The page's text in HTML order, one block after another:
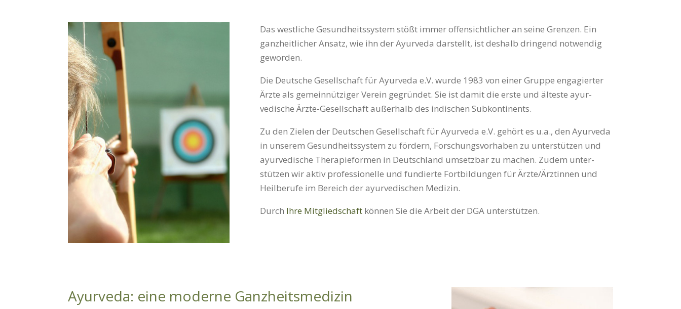
Das westliche Gesundheitssystem stößt immer offensichtlicher an seine Grenzen. Ein
ganz­heit­licher Ansatz, wie ihn der Ayurveda darstellt, ist deshalb dringend notwendig
geworden.
Die Deutsche Gesell­schaft für Ayur­veda e.V. wurde 1983 von einer Gruppe engagierter
Ärzte als gemeinnütziger Verein gegründet. Sie ist damit die erste und älteste ayur­
vedische Ärzte-Gesellschaft außerhalb des indischen Subkontinents.
Zu den Zielen der Deutschen Gesellschaft für Ayurveda e.V. gehört es u.a., den Ayurveda
in unserem Gesund­heits­system zu fördern, Forsch­ungs­vorhaben zu unterstützen und
ayurvedische Therapie­formen in Deutsch­land umsetzbar zu machen. Zudem unter­
stützen wir aktiv profes­sionelle und fundierte Fort­bildungen für Ärzte/Ärztinnen und
Heil­berufe im Bereich der ayurvedischen Medizin.
Durch Ihre Mitgliedschaftkönnen Sie die Arbeit der DGA unterstützen.
Ayurveda: eine moderne Ganzheitsmedizin